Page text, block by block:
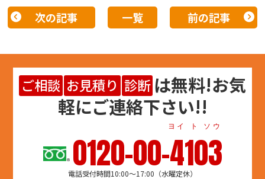
次の記事 一覧 前の記事
ご相談 お見積り 診断 は無料!お気
軽にご連絡下さい!!
0120-00-4103
ヨイ ト ソウ
電話受付時間10:00～17:00（水曜定休）